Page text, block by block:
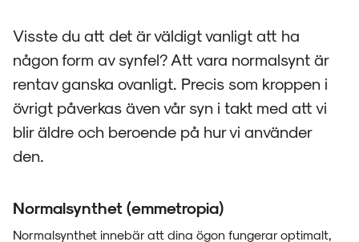
Visste du att det är väldigt vanligt att ha
någon form av synfel? Att vara normalsynt är
rentav ganska ovanligt. Precis som kroppen i
övrigt påverkas även vår syn i takt med att vi
blir äldre och beroende på hur vi använder
den.
Normalsynthet (emmetropia)
Normalsynthet innebär att dina ögon fungerar optimalt,